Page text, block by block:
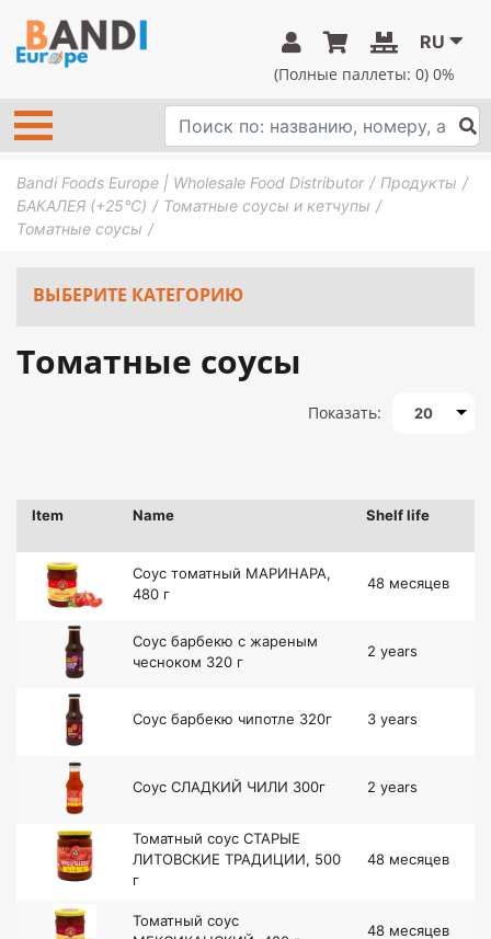
(Полные паллеты: 0) 0%
RU
Bandi Foods Europe | Wholesale Food Distributor
Продукты
БАКАЛЕЯ (+25°C)
Томатные соусы и кетчупы
Томатные соусы
ВЫБЕРИТЕ КАТЕГОРИЮ
Томатные соусы
Показать: 20
Item Name Shelf life
Соус томатный МАРИНАРА,
480 г
48 месяцев
Соус барбекю с жареным
чесноком 320 г
2 years
Соус барбекю чипотле 320г 3 years
Соус СЛАДКИЙ ЧИЛИ 300г 2 years
Томатный соус СТАРЫЕ
ЛИТОВСКИЕ ТРАДИЦИИ, 500
г
48 месяцев
Томатный соус
48 месяцев